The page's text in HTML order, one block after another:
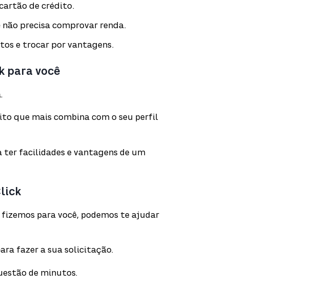
de crédito.
precisa comprovar renda.
e trocar por vantagens.
para você
que mais combina com o seu perfil
ter facilidades e vantagens de um
para você, podemos te ajudar
fazer a sua solicitação.
de minutos.